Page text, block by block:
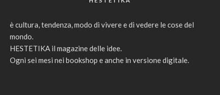
è cultura, tendenza, modo di vivere e di vedere le cose del
mondo.
HESTETIKA il magazine delle idee.
Ogni sei mesi nei bookshop e anche in versione digitale.